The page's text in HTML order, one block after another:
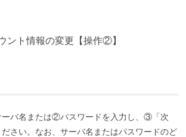
バ名または②パスワードを入力し、③「次
さい。なお、サーバ名またはパスワードのど